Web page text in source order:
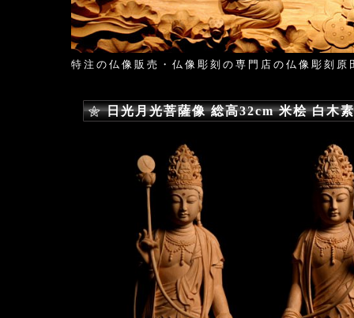
特注の仏像販売・仏像彫刻の専門店の仏像彫刻原
日光月光菩薩像 総高32cm 米桧 白木